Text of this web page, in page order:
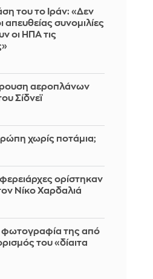
του το Ιράν: «Δεν
απευθείας συνομιλίες
οι ΗΠΑ τις
αεροπλάνων
Σίδνεϊ
χωρίς ποτάμια;
ορίστηκαν
Νίκο Χαρδαλιά
της από
του «δίαιτα